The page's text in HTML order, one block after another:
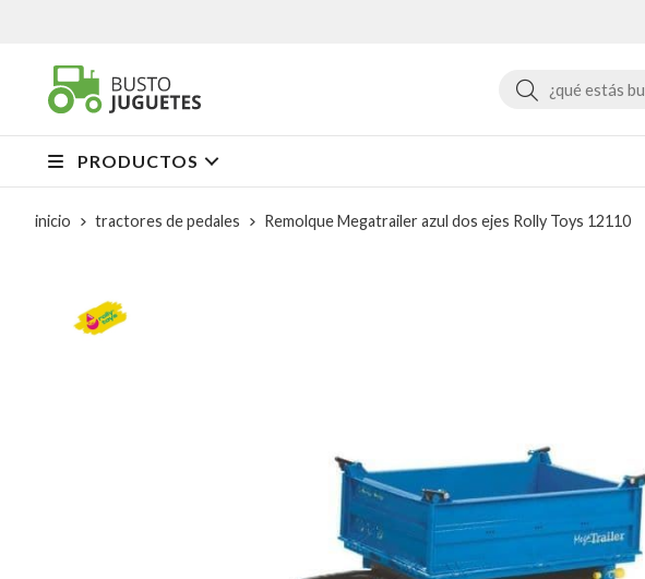
Buscar
PRODUCTOS
inicio tractores de pedales Remolque Megatrailer azul dos ejes Rolly Toys 12110